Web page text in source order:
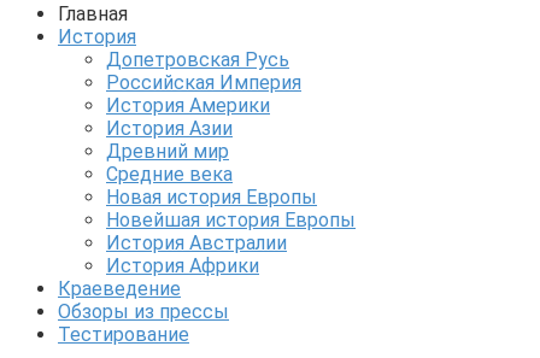
Главная
История
Допетровская Русь
Российская Империя
История Америки
История Азии
Древний мир
Средние века
Новая история Европы
Новейшая история Европы
История Австралии
История Африки
Краеведение
Обзоры из прессы
Тестирование